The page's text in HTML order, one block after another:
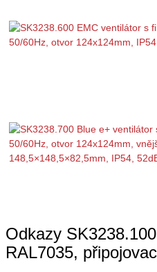
Odkazy
RAL7035,